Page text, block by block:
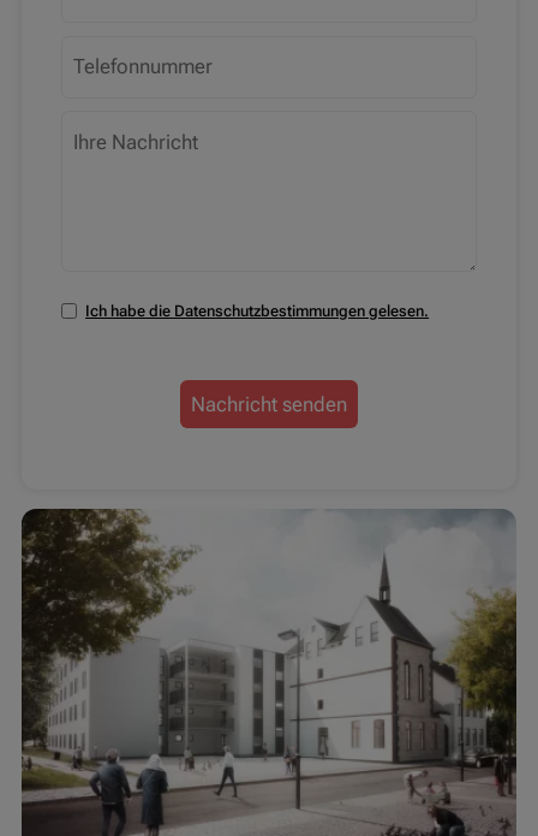
Ich habe die Datenschutzbestimmungen gelesen.
Nachricht senden